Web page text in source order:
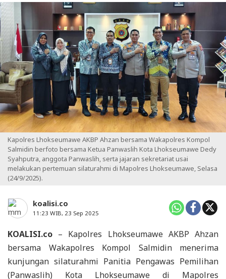
Kapolres Lhokseumawe AKBP Ahzan bersama Wakapolres Kompol
Salmidin berfoto bersama Ketua Panwaslih Kota Lhokseumawe Dedy
Syahputra, anggota Panwaslih, serta jajaran sekretariat usai
melakukan pertemuan silaturahmi di Mapolres Lhokseumawe, Selasa
(24/9/2025).
koalisi.co
11:23 WIB, 23 Sep 2025
KOALISI.co – Kapolres Lhokseumawe AKBP Ahzan
bersama Wakapolres Kompol Salmidin menerima
kunjungan silaturahmi Panitia Pengawas Pemilihan
(Panwaslih) Kota Lhokseumawe di Mapolres